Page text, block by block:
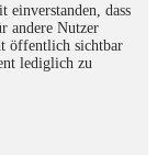
einverstanden, dass
andere Nutzer
öffentlich sichtbar
lediglich zu